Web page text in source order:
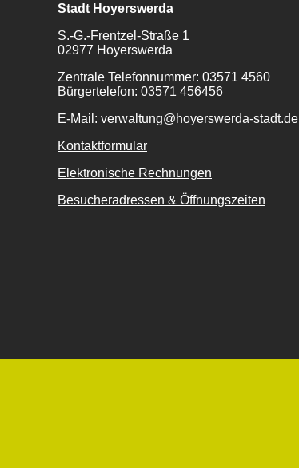
Stadt Hoyerswerda
S.-G.-Frentzel-Straße 1
02977 Hoyerswerda
Zentrale Telefonnummer: 03571 4560
Bürgertelefon: 03571 456456
E-Mail: verwaltung@hoyerswerda-stadt.de
Kontaktformular
Elektronische Rechnungen
Besucheradressen & Öffnungszeiten